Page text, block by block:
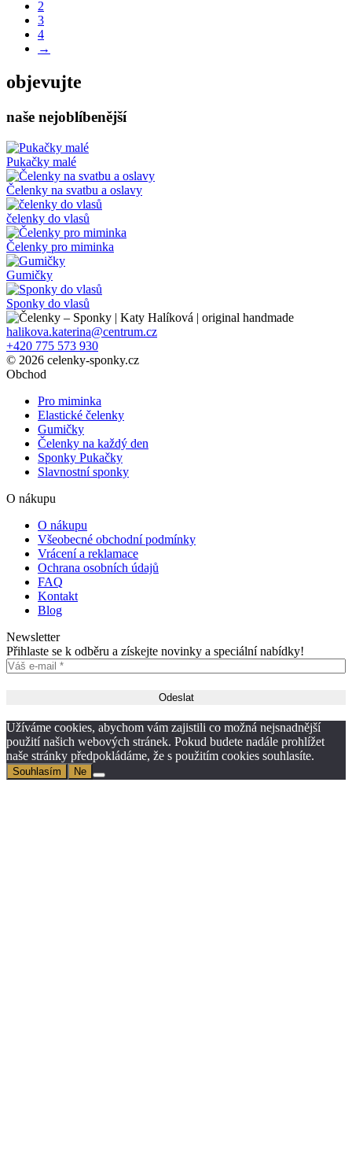
2
3
4
→
objevujte
naše nejoblíbenější
Pukačky malé
Čelenky na svatbu a oslavy
čelenky do vlasů
Čelenky pro miminka
Gumičky
Sponky do vlasů
halikova.katerina@centrum.cz
+420 775 573 930
© 2026 celenky-sponky.cz
Obchod
Pro miminka
Elastické čelenky
Gumičky
Čelenky na každý den
Sponky Pukačky
Slavnostní sponky
O nákupu
O nákupu
Všeobecné obchodní podmínky
Vrácení a reklamace
Ochrana osobních údajů
FAQ
Kontakt
Blog
Newsletter
Přihlaste se k odběru a získejte novinky a speciální nabídky!
Užíváme cookies, abychom vám zajistili co možná nejsnadnější
použití našich webových stránek. Pokud budete nadále prohlížet
naše stránky předpokládáme, že s použitím cookies souhlasíte.
Souhlasím Ne